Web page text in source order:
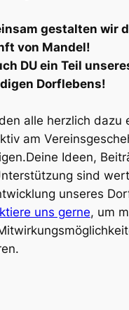
gestalten wir
von Mandel!
DU ein Teil
Dorflebens!
alle herzlich dazu
am
Ideen,
sind
unseres
uns gerne, um